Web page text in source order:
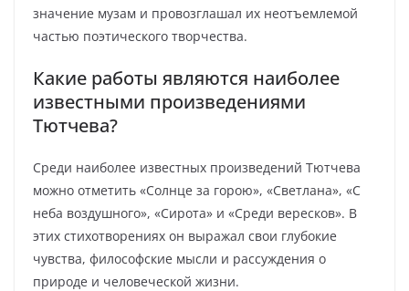
значение музам и провозглашал их неотъемлемой
частью поэтического творчества.
Какие работы являются наиболее
известными произведениями
Тютчева?
Среди наиболее известных произведений Тютчева
можно отметить «Солнце за горою», «Светлана», «С
неба воздушного», «Сирота» и «Среди вересков». В
этих стихотворениях он выражал свои глубокие
чувства, философские мысли и рассуждения о
природе и человеческой жизни.